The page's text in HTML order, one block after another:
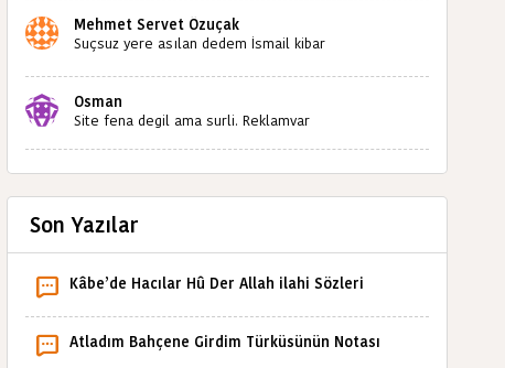
Mehmet Servet Özuçak
Suçsuz yere asılan dedem İsmail kibar
Osman
Site fena degil ama surli. Reklamvar
Son Yazılar
Kâbe’de Hacılar Hû Der Allah ilahi Sözleri
Atladım Bahçene Girdim Türküsünün Notası